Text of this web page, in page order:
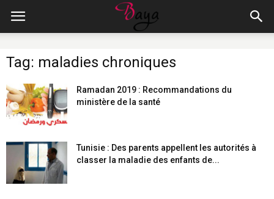
Tag: maladies chroniques
Ramadan 2019 : Recommandations du
ministère de la santé
Tunisie : Des parents appellent les autorités à
classer la maladie des enfants de...